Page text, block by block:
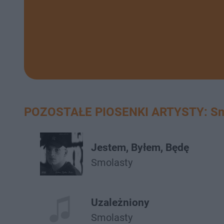
POZOSTAŁE PIOSENKI ARTYSTY:
Jestem, Byłem, Będę
Smolasty
Uzależniony
Smolasty